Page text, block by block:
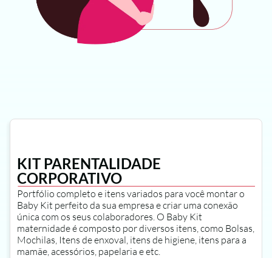
KIT PARENTALIDADE
CORPORATIVO
Portfólio completo e itens variados para você montar o
Baby Kit perfeito da sua empresa e criar uma conexão
única com os seus colaboradores. O Baby Kit
maternidade é composto por diversos itens, como Bolsas,
Mochilas, Itens de enxoval, itens de higiene, itens para a
mamãe, acessórios, papelaria e etc.